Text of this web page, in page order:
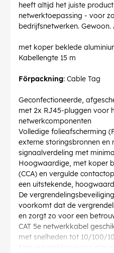
heeft altijd het juiste
netwerktoepassing - voor
bedrijfsnetwerken. Gewoon.
met koper beklede
Kabellengte 15 m
Förpackning: Cable Tag
Geconfectioneerde,
met 2x RJ45-pluggen voor
netwerkcomponenten
Volledige folieafscherming
externe storingsbronnen en
signaalverdeling met
Hoogwaardige, met koper
(CCA) en vergulde
een uitstekende,
De
voorkomt dat de
en zorgt zo voor een
CAT 5e netwerkkabel
met snelheden tot 10/100/
Netwerkstekker: